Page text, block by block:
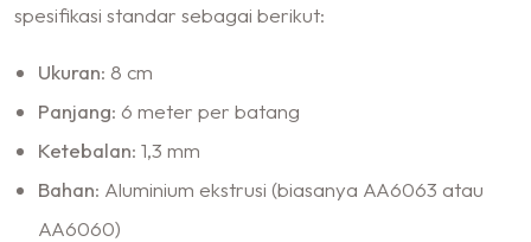
spesifikasi standar sebagai berikut:
Ukuran: 8 cm
Panjang: 6 meter per batang
Ketebalan: 1,3 mm
Bahan: Aluminium ekstrusi (biasanya AA6063 atau
AA6060)